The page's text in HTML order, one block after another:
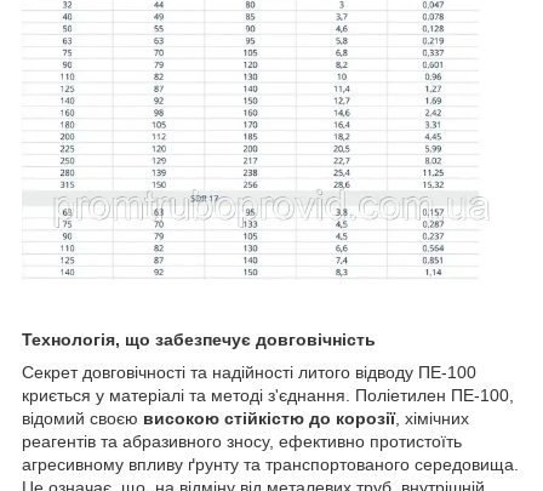
Технологія, що забезпечує довговічність
Секрет довговічності та надійності литого відводу ПЕ-100
криється у матеріалі та методі з'єднання. Поліетилен ПЕ-100,
відомий своєю високою стійкістю до корозії, хімічних
реагентів та абразивного зносу, ефективно протистоїть
агресивному впливу ґрунту та транспортованого середовища.
Це означає, що, на відміну від металевих труб, внутрішній